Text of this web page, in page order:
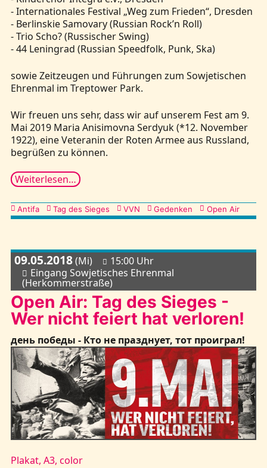
- Internationales Festival „Weg zum Frieden“, Dresden
- Berlinskie Samovary (Russian Rock’n Roll)
- Trio Scho? (Russischer Swing)
- 44 Leningrad (Russian Speedfolk, Punk, Ska)
sowie Zeitzeugen und Führungen zum Sowjetischen
Ehrenmal im Treptower Park.
Wir freuen uns sehr, dass wir auf unserem Fest am 9.
Mai 2019 Maria Anisimovna Serdyuk (*12. November
1922), eine Veteranin der Roten Armee aus Russland,
begrüßen zu können.
Weiterlesen…
Kategorien
Antifa Tag des Sieges VVN Gedenken Open Air
09.05.2018(Mi)
15:00 Uhr
Eingang Sowjetisches Ehrenmal
(Herkommerstraße)
Open Air: Tag des Sieges -
Wer nicht feiert hat verloren!
день победы - Кто не празднует, тот проиграл!
Plakat, A3, color